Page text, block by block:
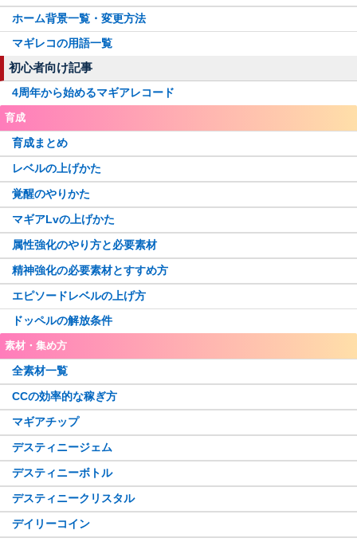
ホーム背景一覧・変更方法
マギレコの用語一覧
初心者向け記事
4周年から始めるマギアレコード
育成
育成まとめ
レベルの上げかた
覚醒のやりかた
マギアLvの上げかた
属性強化のやり方と必要素材
精神強化の必要素材とすすめ方
エピソードレベルの上げ方
ドッペルの解放条件
素材・集め方
全素材一覧
CCの効率的な稼ぎ方
マギアチップ
デスティニージェム
デスティニーボトル
デスティニークリスタル
デイリーコイン